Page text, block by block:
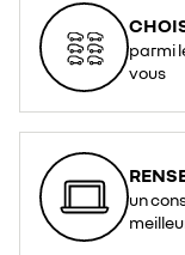
parmi
vous
un